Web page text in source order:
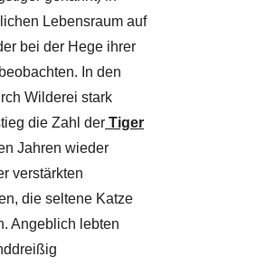
Lebensraum auf
bei der Hege ihrer
In den
Wilderei stark
die Zahl der Tiger
Jahren wieder
verstärkten
die seltene Katze
Angeblich lebten